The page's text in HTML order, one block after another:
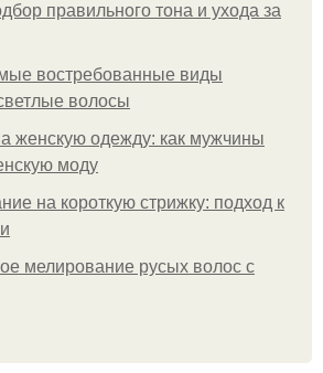
правильного тона и ухода за
востребованные виды
волосы
женскую одежду: как мужчины
моду
на короткую стрижку: подход к
мелирование русых волос с